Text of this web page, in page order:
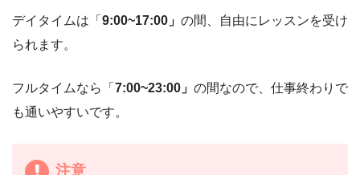
デイタイムは「 9:00~17:00」 の間、自由にレッスンを受け
られます。
フルタイムなら「 7:00~23:00」 の間なので、仕事終わりで
も通いやすいです。
注意